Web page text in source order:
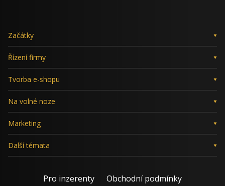
Začátky
Řízení firmy
Tvorba e-shopu
Na volné noze
Marketing
Další témata
Pro inzerenty Obchodní podmínky